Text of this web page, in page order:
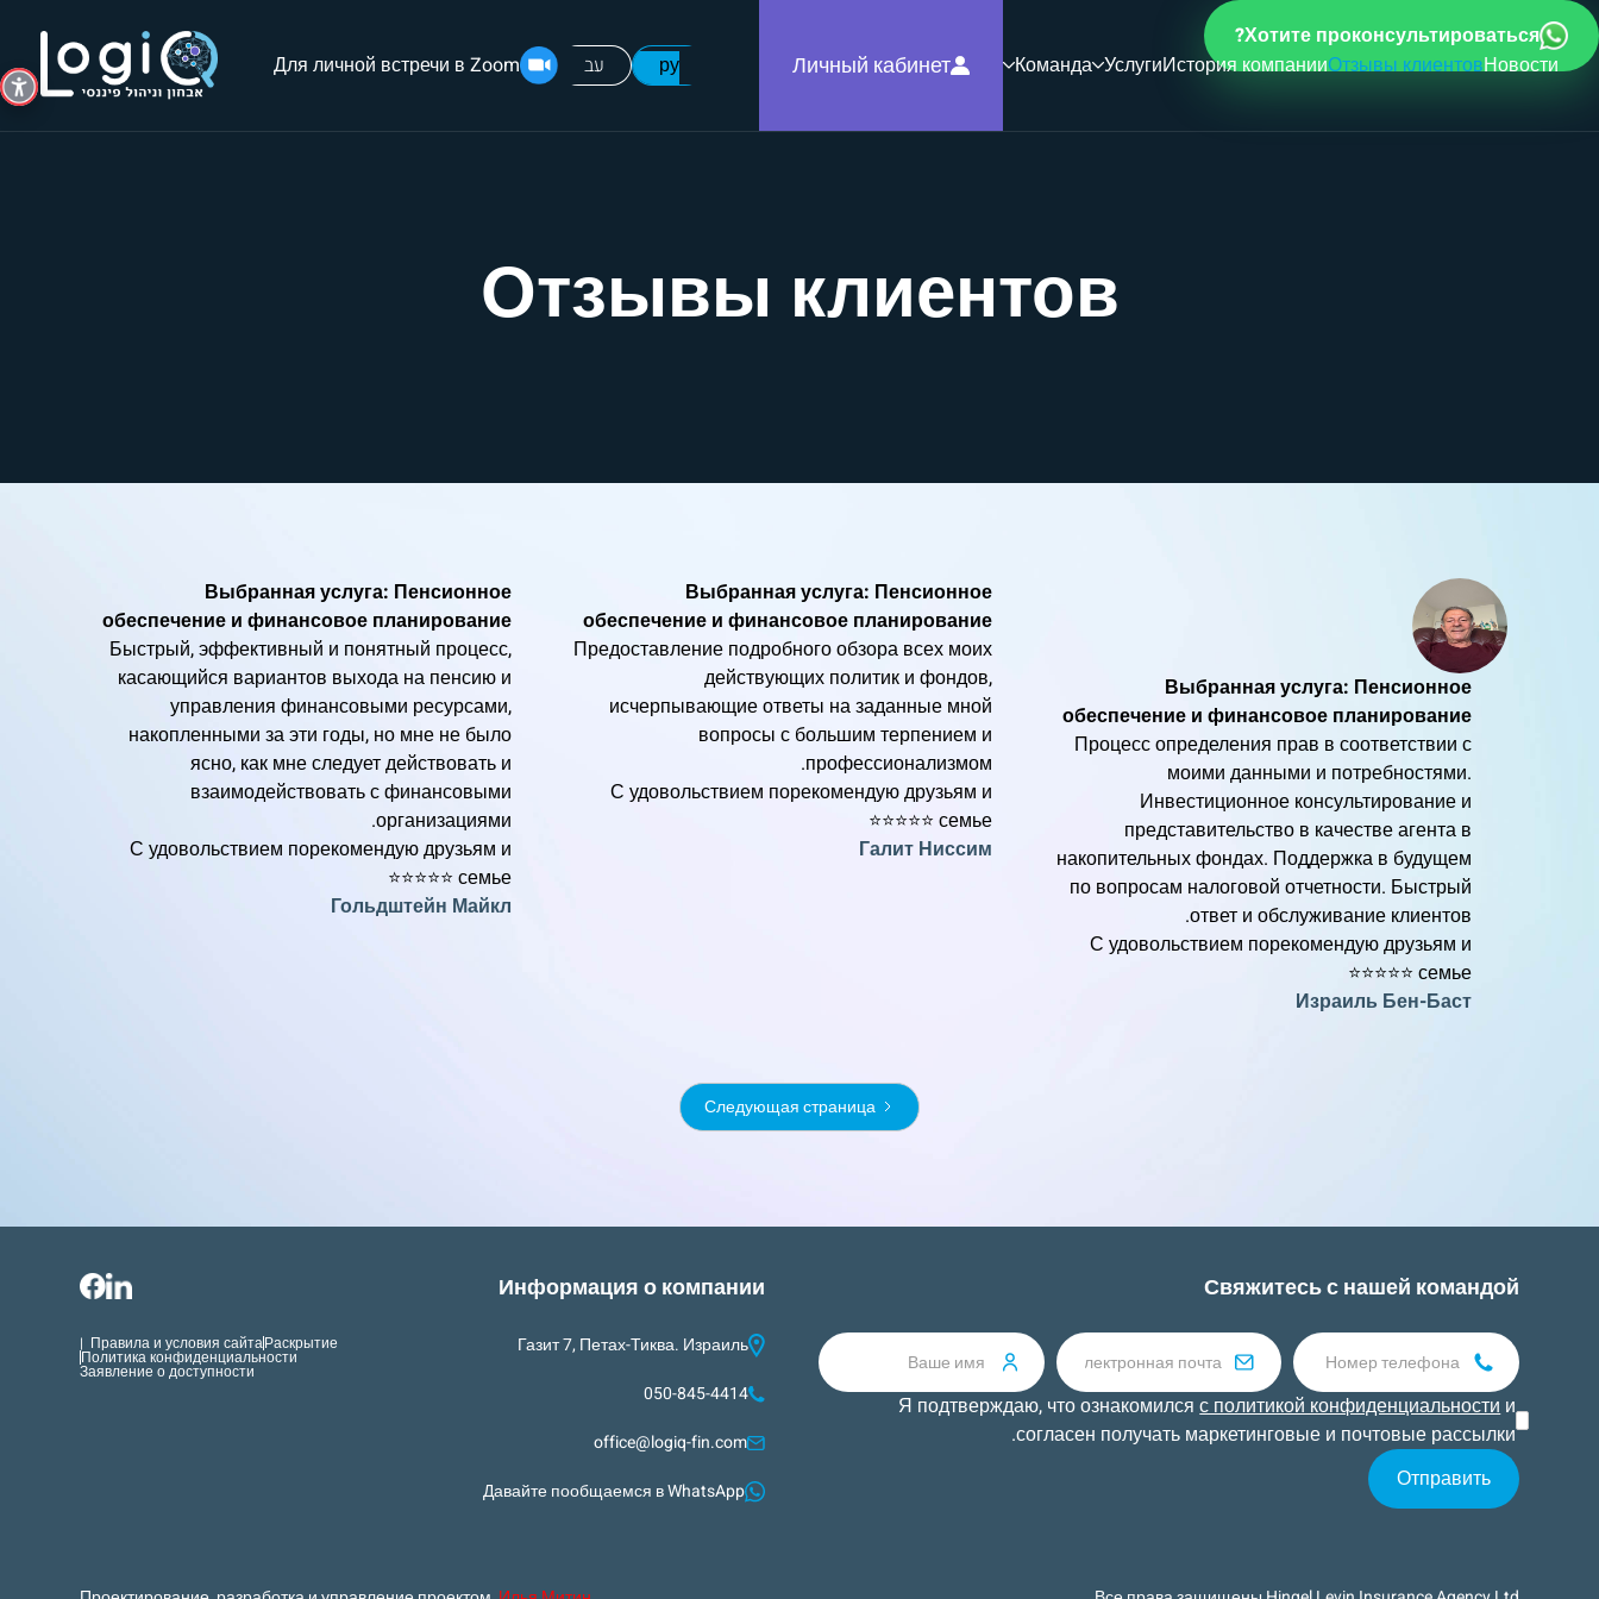
Хотите проконсультироваться?
Новости
Отзывы клиентов
История компании
Услуги
Команда
Личный кабинет עב ру
Для личной встречи в Zoom
Отзывы клиентов
Выбранная услуга: Пенсионное
обеспечение и финансовое планирование
Быстрый, эффективный и понятный процесс,
касающийся вариантов выхода на пенсию и
управления финансовыми ресурсами,
накопленными за эти годы, но мне не было
ясно, как мне следует действовать и
взаимодействовать с финансовыми
организациями.
С удовольствием порекомендую друзьям и
семье ⭐️⭐️⭐️⭐️⭐️
Гольдштейн Майкл
Выбранная услуга: Пенсионное
обеспечение и финансовое планирование
Предоставление подробного обзора всех моих
действующих политик и фондов,
исчерпывающие ответы на заданные мной
вопросы с большим терпением и
профессионализмом.
С удовольствием порекомендую друзьям и
семье ⭐️⭐️⭐️⭐️⭐️
Галит Ниссим
Выбранная услуга: Пенсионное
обеспечение и финансовое планирование
Процесс определения прав в соответствии с
моими данными и потребностями.
Инвестиционное консультирование и
представительство в качестве агента в
накопительных фондах. Поддержка в будущем
по вопросам налоговой отчетности. Быстрый
ответ и обслуживание клиентов.
С удовольствием порекомендую друзьям и
семье ⭐️⭐️⭐️⭐️⭐️
Израиль Бен-Баст
Следующая страница
Свяжитесь с нашей командой
Я подтверждаю, что ознакомилсяс политикой конфиденциальностии
согласен получать маркетинговые и почтовые рассылки.
Информация о компании
Газит 7, Петах-Тиква. Израиль
050-845-4414
office@logiq-fin.com
Давайте пообщаемся в WhatsApp
Раскрытие
Правила и условия сайта |
Политика конфиденциальности
Заявление о доступности